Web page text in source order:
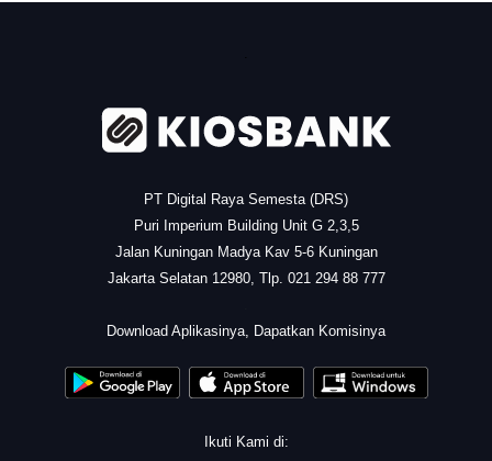
PT Digital Raya Semesta (DRS)
Puri Imperium Building Unit G 2,3,5
Jalan Kuningan Madya Kav 5-6 Kuningan
Jakarta Selatan 12980, Tlp. 021 294 88 777
Download Aplikasinya, Dapatkan Komisinya
Ikuti Kami di: